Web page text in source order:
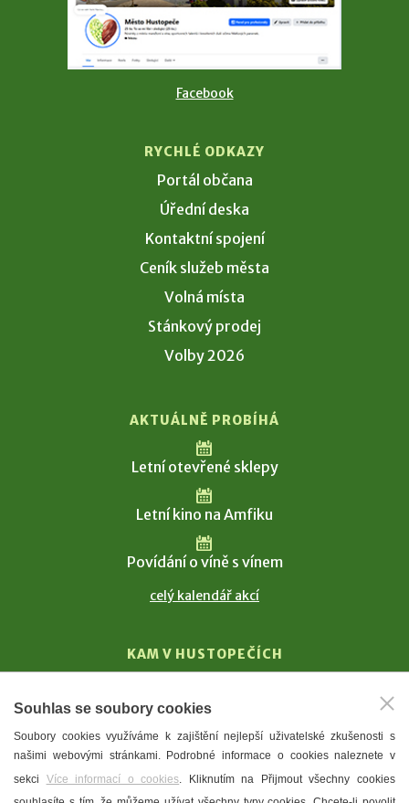
Facebook
RYCHLÉ ODKAZY
Portál občana
Úřední deska
Kontaktní spojení
Ceník služeb města
Volná místa
Stánkový prodej
Volby 2026
AKTUÁLNĚ PROBÍHÁ
Letní otevřené sklepy
Letní kino na Amfiku
Povídání o víně s vínem
celý kalendář akcí
KAM V HUSTOPEČÍCH
T. G. Masaryk
Mandloně
Ubytování
Souhlas se soubory cookies
Soubory cookies využíváme k zajištění nejlepší uživatelské zkušenosti s
našimi webovými stránkami. Podrobné informace o cookies naleznete v
sekci Více informací o cookies. Kliknutím na Přijmout všechny cookies